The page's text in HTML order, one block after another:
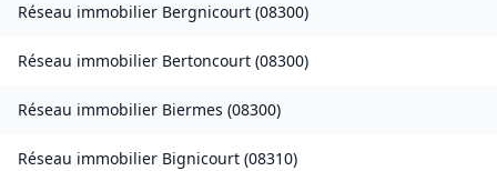
Réseau immobilier Bergnicourt (08300)
Réseau immobilier Bertoncourt (08300)
Réseau immobilier Biermes (08300)
Réseau immobilier Bignicourt (08310)